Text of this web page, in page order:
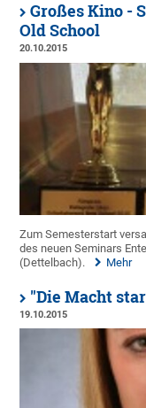
Großes Kino -
Old School
20.10.2015
Zum Semesterstart
des neuen Seminars
(Dettelbach).
Mehr
"Die Macht
19.10.2015